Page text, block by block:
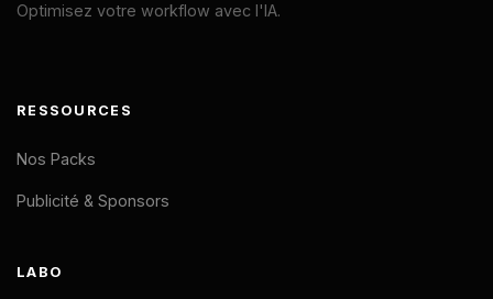
Optimisez votre workflow avec l'IA.
RESSOURCES
Nos Packs
Publicité & Sponsors
LABO